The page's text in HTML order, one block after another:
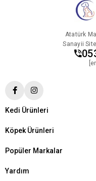
Atatürk
Sanayii
Kedi Ürünleri
Köpek Ürünleri
Popüler Markalar
Yardım